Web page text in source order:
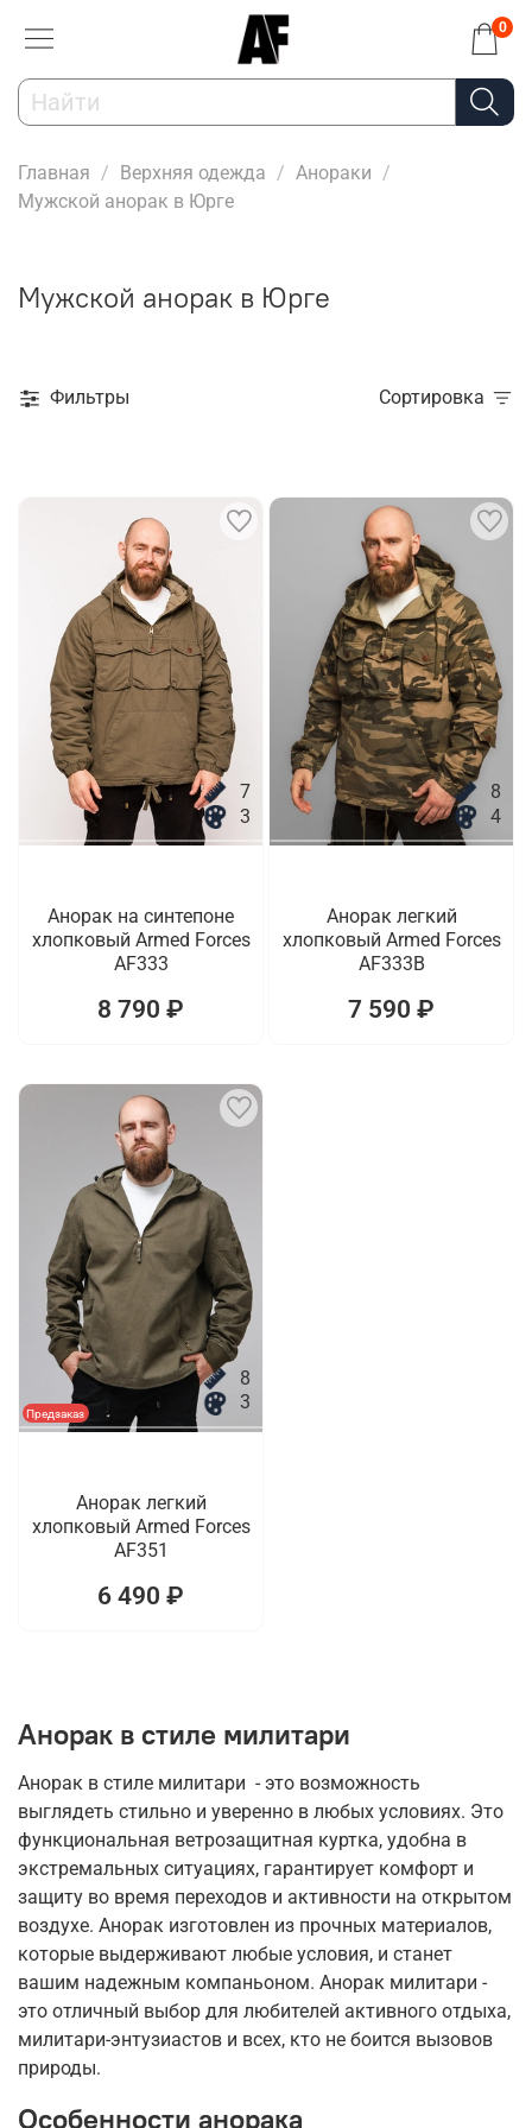
0
Главная Верхняя одежда
Анораки
Мужской анорак в Юрге
Мужской анорак в Юрге
Фильтры Сортировка
7
3
Анорак на синтепоне
хлопковый Armed Forces
AF333
8 790 ₽
8
4
Анорак легкий
хлопковый Armed Forces
AF333B
7 590 ₽
Предзаказ
8
3
Анорак легкий
хлопковый Armed Forces
AF351
6 490 ₽
Анорак в стиле милитари
Анорак в стиле милитари - это возможность
выглядеть стильно и уверенно в любых условиях. Это
функциональная ветрозащитная куртка, удобна в
экстремальных ситуациях, гарантирует комфорт и
защиту во время переходов и активности на открытом
воздухе. Анорак изготовлен из прочных материалов,
которые выдерживают любые условия, и станет
вашим надежным компаньоном. Анорак милитари -
это отличный выбор для любителей активного отдыха,
милитари-энтузиастов и всех, кто не боится вызовов
природы.
Особенности анорака